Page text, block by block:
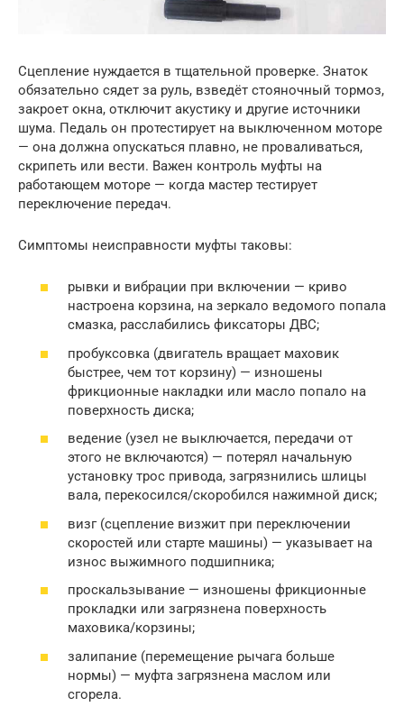
Сцепление нуждается в тщательной проверке. Знаток
обязательно сядет за руль, взведёт стояночный тормоз,
закроет окна, отключит акустику и другие источники
шума. Педаль он протестирует на выключенном моторе
— она должна опускаться плавно, не проваливаться,
скрипеть или вести. Важен контроль муфты на
работающем моторе — когда мастер тестирует
переключение передач.
Симптомы неисправности муфты таковы:
рывки и вибрации при включении — криво
настроена корзина, на зеркало ведомого попала
смазка, расслабились фиксаторы ДВС;
пробуксовка (двигатель вращает маховик
быстрее, чем тот корзину) — изношены
фрикционные накладки или масло попало на
поверхность диска;
ведение (узел не выключается, передачи от
этого не включаются) — потерял начальную
установку трос привода, загрязнились шлицы
вала, перекосился/скоробился нажимной диск;
визг (сцепление визжит при переключении
скоростей или старте машины) — указывает на
износ выжимного подшипника;
проскальзывание — изношены фрикционные
прокладки или загрязнена поверхность
маховика/корзины;
залипание (перемещение рычага больше
нормы) — муфта загрязнена маслом или
сгорела.